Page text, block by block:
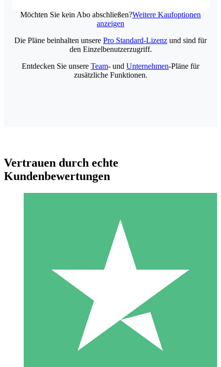
Möchten Sie kein Abo abschließen?Weitere Kaufoptionen
anzeigen
Individuelle Credit-Pakete
Zahlen Sie nach Bedarf mit Download-Credits. Keine
monatliche Verpflichtung erforderlich.
10 00
Die Pläne beinhalten unsere Pro Standard-Lizenz und sind für
den Einzelbenutzerzugriff.
Entdecken Sie unsere Team- und Unternehmen-Pläne für
zusätzliche Funktionen.
Vertrauen durch echte
Kundenbewertungen